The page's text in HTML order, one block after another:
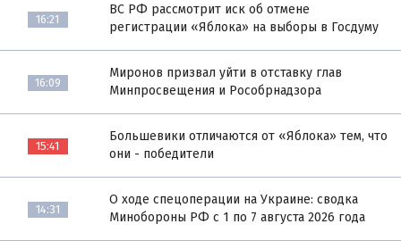
16:21
ВС РФ рассмотрит иск об отмене
регистрации «Яблока» на выборы в Госдуму
16:09
Миронов призвал уйти в отставку глав
Минпросвещения и Рособрнадзора
15:41
Большевики отличаются от «Яблока» тем, что
они - победители
14:31
О ходе спецоперации на Украине: сводка
Минобороны РФ с 1 по 7 августа 2026 года